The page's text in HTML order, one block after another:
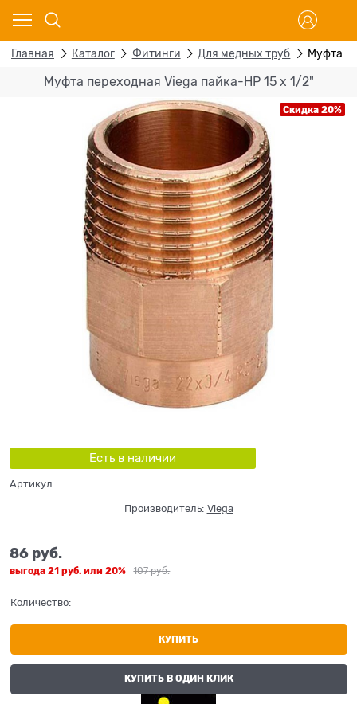
Главная Каталог Фитинги Для медных труб Муфта
Муфта переходная Viega пайка-НР 15 х 1/2"
Скидка 20%
Есть в наличии
Артикул:
Производитель: Viega
107 руб.
86 руб.
выгода 21 руб. или 20%
Количество:
КУПИТЬ
КУПИТЬ В ОДИН КЛИК